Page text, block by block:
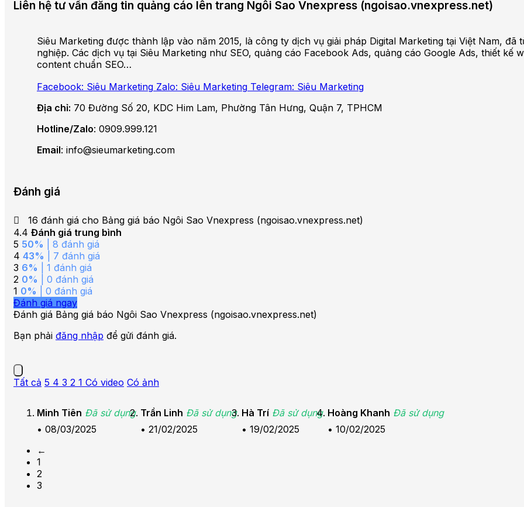
Liên hệ tư vấn đăng tin quảng cáo lên trang Ngôi Sao Vnexpress (ngoisao.vnexpress.net)
Siêu Marketing được thành lập vào năm 2015, là công ty dịch vụ giải pháp Digital Marketing tại Việt Nam,
nghiệp. Các dịch vụ tại Siêu Marketing như SEO, quảng cáo Facebook Ads, quảng cáo Google Ads, thiết kế
content chuẩn SEO…
Facebook: Siêu Marketing Zalo: Siêu Marketing Telegram: Siêu Marketing
Địa chỉ: 70 Đường Số 20, KDC Him Lam, Phường Tân Hưng, Quận 7, TPHCM
Hotline/Zalo: 0909.999.121
Email: info@sieumarketing.com
Đánh giá
16 đánh giá cho Bảng giá báo Ngôi Sao Vnexpress (ngoisao.vnexpress.net)
4.4 Đánh giá trung bình
5 50% | 8 đánh giá
4 43% | 7 đánh giá
3 6% | 1 đánh giá
2 0% | 0 đánh giá
1 0% | 0 đánh giá
Đánh giá ngay
Đánh giá Bảng giá báo Ngôi Sao Vnexpress (ngoisao.vnexpress.net)
Bạn phải đăng nhập để gửi đánh giá.
Tất cả 5 4 3 2 1 Có video Có ảnh
Minh Tiên Đã sử dụng
• 08/03/2025
Trần Linh Đã sử dụng
• 21/02/2025
Hà Trí Đã sử dụng
• 19/02/2025
Hoàng Khanh Đã sử dụng
• 10/02/2025
←
1
2
3